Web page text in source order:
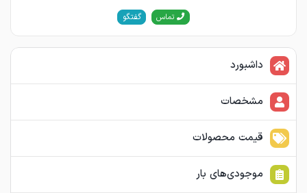
تماس گفتگو
داشبورد
مشخصات
قیمت محصولات
موجودی‌های بار